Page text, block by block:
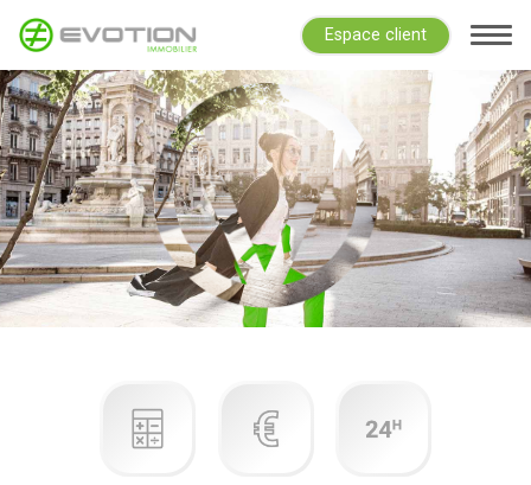
Espace client